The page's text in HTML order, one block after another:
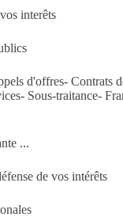
interêts
d'offres- Contrats
Sous-traitance-
...
de vos intérêts